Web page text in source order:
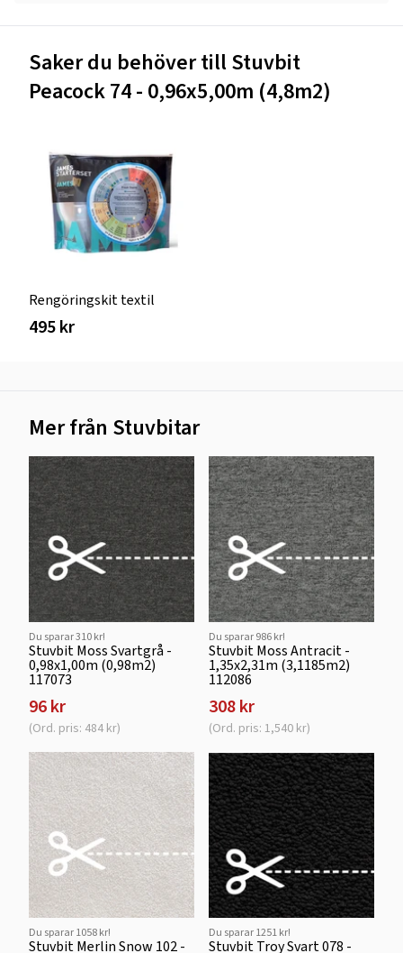
Saker du behöver till Stuvbit
Peacock 74 - 0,96x5,00m (4,8m2)
Rengöringskit textil
495 kr
Mer från Stuvbitar
Du sparar 310 kr!
Stuvbit Moss Svartgrå -
0,98x1,00m (0,98m2)
117073
96 kr
(Ord. pris: 484 kr)
Du sparar 986 kr!
Stuvbit Moss Antracit -
1,35x2,31m (3,1185m2)
112086
308 kr
(Ord. pris: 1,540 kr)
Du sparar 1058 kr!
Stuvbit Merlin Snow 102 -
Du sparar 1251 kr!
Stuvbit Troy Svart 078 -